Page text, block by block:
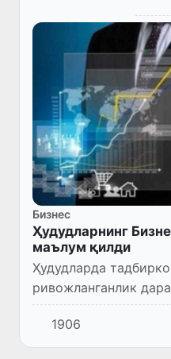
Бизнес
Ҳудудларнинг
маълум қилди
Ҳудудларда
ривожланганлик
автоматик тарзда
INDICATOR” тизими
оширилади.
1906